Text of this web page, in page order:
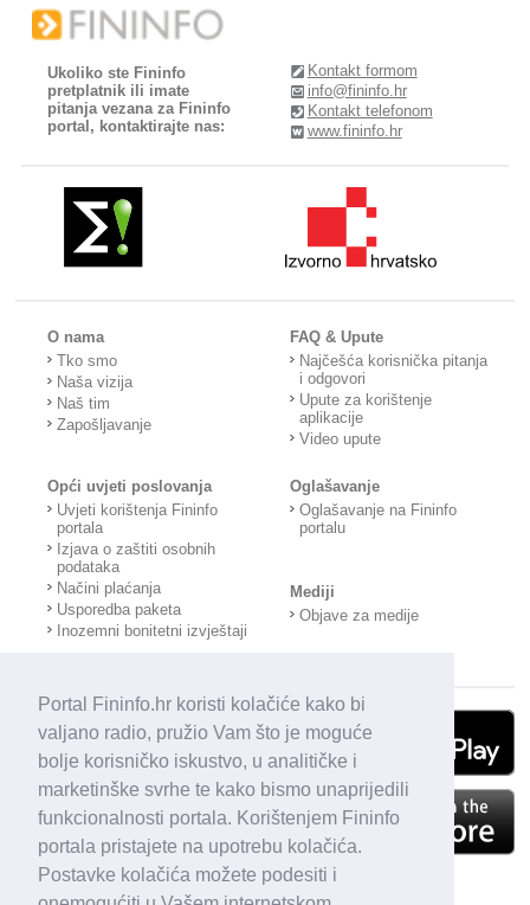
Portal Fininfo.hr koristi kolačiće kako bi
valjano radio, pružio Vam što je moguće
bolje korisničko iskustvo, u analitičke i
marketinške svrhe te kako bismo unaprijedili
funkcionalnosti portala. Korištenjem Fininfo
portala pristajete na upotrebu kolačića.
Postavke kolačića možete podesiti i
Ukoliko ste Fininfo
pretplatnik ili imate
pitanja vezana za Fininfo
portal, kontaktirajte nas:
Kontakt formom
info@fininfo.hr
Kontakt telefonom
www.fininfo.hr
O nama
Tko smo
Naša vizija
Naš tim
Zapošljavanje
FAQ & Upute
Najčešća korisnička pitanja
i odgovori
Upute za korištenje
aplikacije
Video upute
Opći uvjeti poslovanja
Uvjeti korištenja Fininfo
portala
Izjava o zaštiti osobnih
podataka
Načini plaćanja
Usporedba paketa
Inozemni bonitetni izvještaji
Oglašavanje
Oglašavanje na Fininfo
portalu
Mediji
Objave za medije